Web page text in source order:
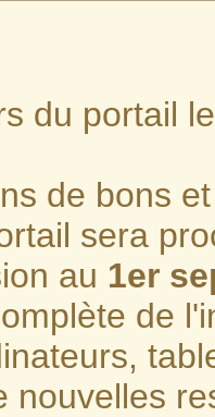
du portail
de bons
sera
au 1er
de
nouvelles